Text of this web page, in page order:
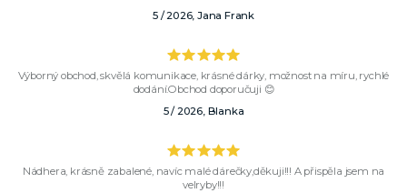
5 / 2026, Jana Frank
Výborný obchod, skvělá komunikace, krásné dárky, možnost na míru, rychlé
dodání.Obchod doporučuji 😊
5 / 2026, Blanka
Nádhera, krásně zabalené, navíc malé dárečky,děkuji!!! A přispěla jsem na
velryby!!!